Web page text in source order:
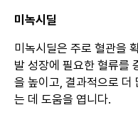
미녹시딜
미녹시딜은 주로 혈관을
발 성장에 필요한 혈류를
을 높이고, 결과적으로 더
는 데 도움을 엽니다.